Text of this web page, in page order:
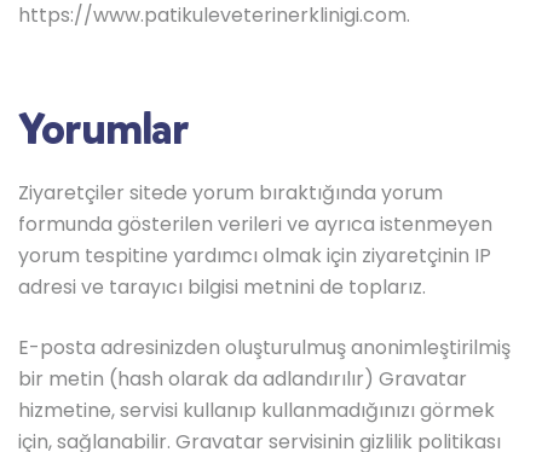
https://www.patikuleveterinerklinigi.com.
Yorumlar
Ziyaretçiler sitede yorum bıraktığında yorum
formunda gösterilen verileri ve ayrıca istenmeyen
yorum tespitine yardımcı olmak için ziyaretçinin IP
adresi ve tarayıcı bilgisi metnini de toplarız.
E-posta adresinizden oluşturulmuş anonimleştirilmiş
bir metin (hash olarak da adlandırılır) Gravatar
hizmetine, servisi kullanıp kullanmadığınızı görmek
için, sağlanabilir. Gravatar servisinin gizlilik politikası